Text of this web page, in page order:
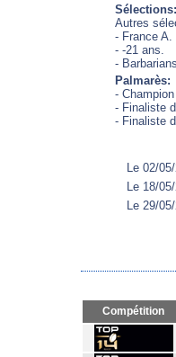
Autres
- France A.
- -21 ans.
-
Palmarès:
-
- Finaliste
- Finaliste
Le 02/
Le 18/
Le 29/
Compétition